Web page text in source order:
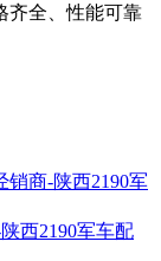
齐全、性能可靠
西2190军车配